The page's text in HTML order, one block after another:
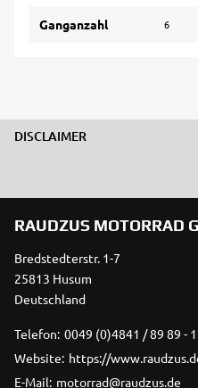
Ganganzahl 6
DISCLAIMER
RAUDZUS MOTORRAD
Bredstedterstr. 1-7
25813 Husum
Deutschland
Telefon: 0049 (0)4841 / 89 89 -
Website: https://
E-Mail: motorrad@raudzus.de